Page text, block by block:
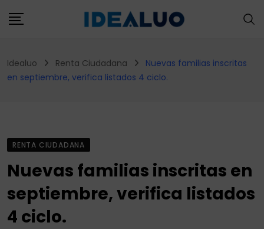
to
Idealuo Renta Ciudadana
Nuevas familias inscritas
en septiembre, verifica listados 4 ciclo.
RENTA CIUDADANA
Nuevas familias inscritas en
septiembre, verifica listados
4 ciclo.